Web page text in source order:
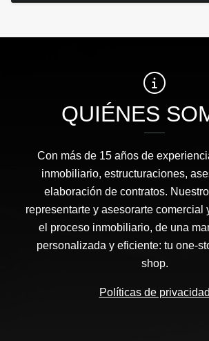
QUIÉNES
Con más de 15 años de
inmobiliario, estructuraciones,
elaboración de contratos.
representarte y asesorarte comercial
el proceso inmobiliario, de una
personalizada y eficiente: tu one-
shop.
Políticas de privacidad